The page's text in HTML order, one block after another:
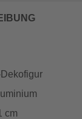
cm